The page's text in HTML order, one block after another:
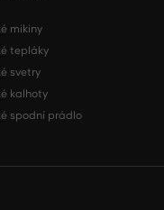
mikiny
tepláky
svetry
kalhoty
spodní prádlo